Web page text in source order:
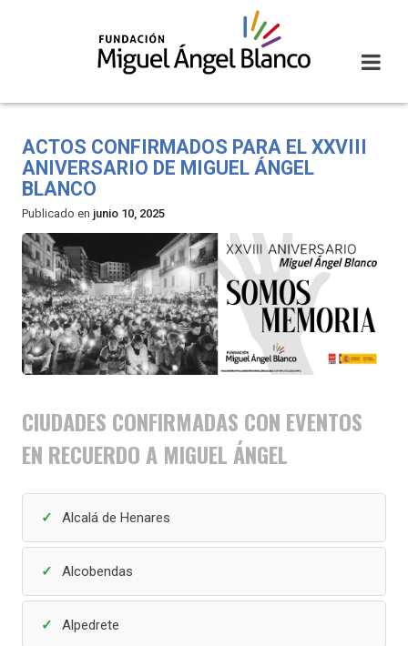
ACTOS CONFIRMADOS PARA EL XXVIII
ANIVERSARIO DE MIGUEL ÁNGEL
BLANCO
Publicado en junio 10, 2025
CIUDADES CONFIRMADAS CON EVENTOS
EN RECUERDO A MIGUEL ÁNGEL
Alcalá de Henares
Alcobendas
Alpedrete